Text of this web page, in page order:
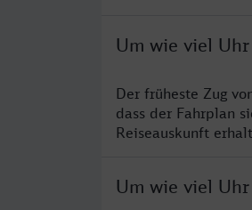
Um wie viel
Der früheste Zug
dass der Fahrplan
Reiseauskunft
Um wie viel